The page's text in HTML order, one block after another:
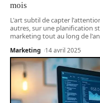
mois
L'art subtil de capter
autres, sur une planification
marketing tout au long de
Marketing 14 avril 2025